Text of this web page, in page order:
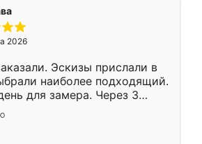
2026
Эскизы прислали в
наиболее подходящий.
для замера. Через 3
уже готова. Остались
Спасибо Ренессанс
работу!